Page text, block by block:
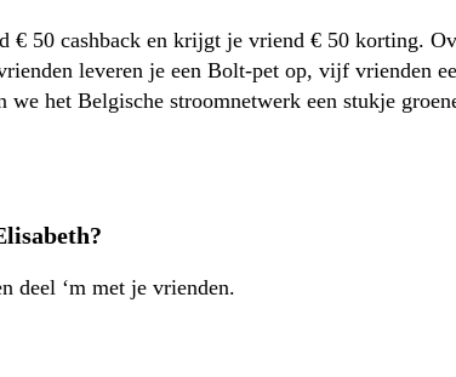
50 cashback en krijgt je vriend € 50 korting.
leveren je een Bolt-pet op, vijf vrienden
we het Belgische stroomnetwerk een stukje
deel ‘m met je vrienden.